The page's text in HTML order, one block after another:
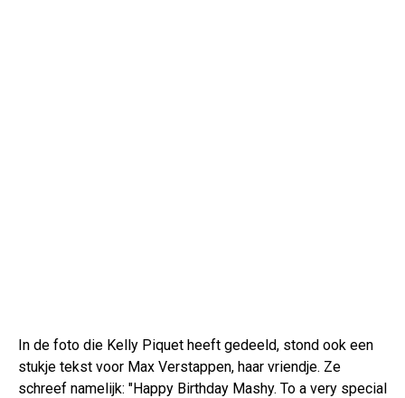
In de foto die Kelly Piquet heeft gedeeld, stond ook een
stukje tekst voor Max Verstappen, haar vriendje. Ze
schreef namelijk: "Happy Birthday Mashy. To a very special